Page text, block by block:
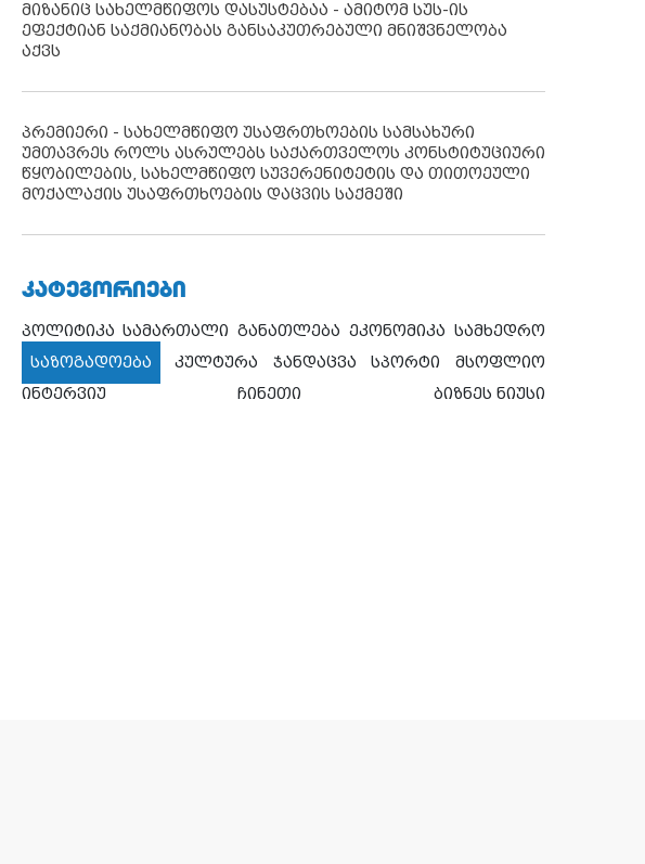
მიზანიც სახელმწიფოს დასუსტებაა - ამიტომ სუს-ის
ეფექტიან საქმიანობას განსაკუთრებული მნიშვნელობა
აქვს
პრემიერი - სახელმწიფო უსაფრთხოების სამსახური
უმთავრეს როლს ასრულებს საქართველოს კონსტიტუციური
წყობილების, სახელმწიფო სუვერენიტეტის და თითოეული
მოქალაქის უსაფრთხოების დაცვის საქმეში
ᲙᲐᲢᲔᲒᲝᲠᲘᲔᲑᲘ
პოლიტიკა სამართალი განათლება ეკონომიკა სამხედრო
საზოგადოება
კულტურა ჯანდაცვა სპორტი
მსოფლიო
ინტერვიუ
ჩინეთი ბიზნეს ნიუსი